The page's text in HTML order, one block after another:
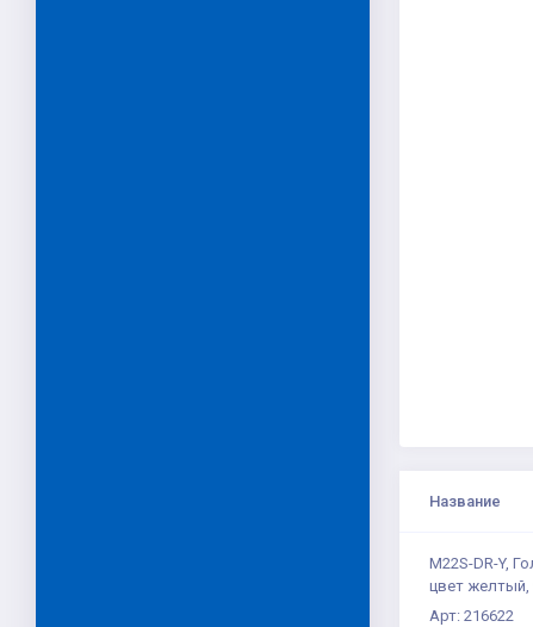
Название
M22S-DR-Y,
цвет желтый,
Арт: 216622